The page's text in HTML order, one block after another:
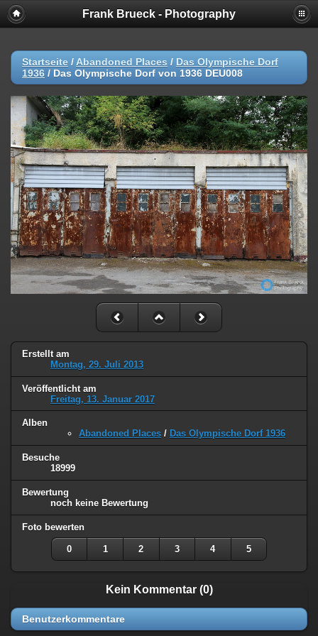
Frank Brueck - Photography
Startseite / Abandoned Places / Das Olympische Dorf
1936 / Das Olympische Dorf von 1936 DEU008
Erstellt am
Montag, 29. Juli 2013
Veröffentlicht am
Freitag, 13. Januar 2017
Alben
Abandoned Places / Das Olympische Dorf 1936
Besuche
18999
Bewertung
noch keine Bewertung
Foto bewerten
0 1 2 3 4 5
Kein Kommentar (0)
Benutzerkommentare